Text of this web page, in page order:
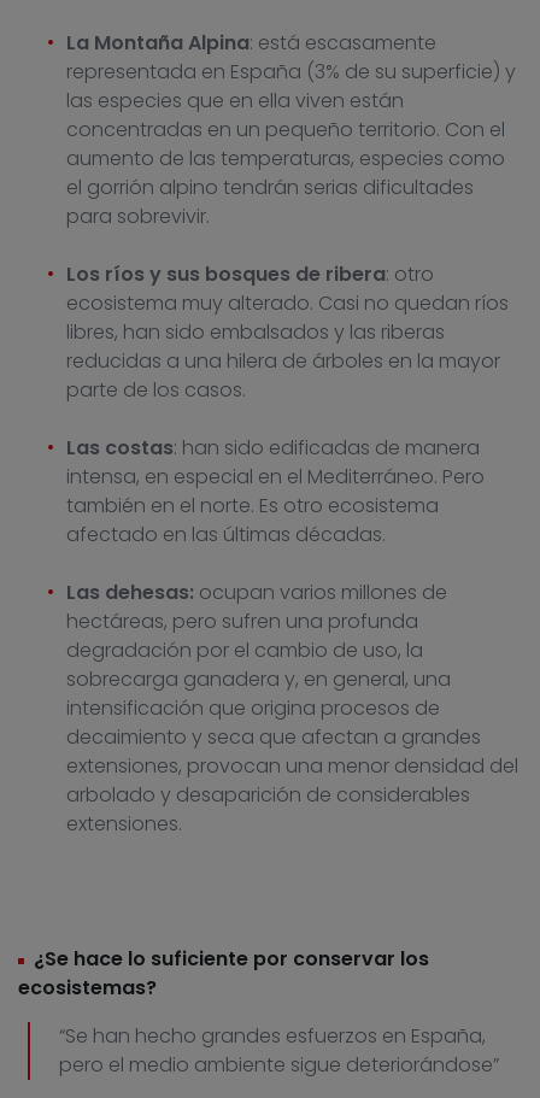
La Montaña Alpina: está escasamente
representada en España (3% de su superficie) y
las especies que en ella viven están
concentradas en un pequeño territorio. Con el
aumento de las temperaturas, especies como
el gorrión alpino tendrán serias dificultades
para sobrevivir.
Los ríos y sus bosques de ribera: otro
ecosistema muy alterado. Casi no quedan ríos
libres, han sido embalsados y las riberas
reducidas a una hilera de árboles en la mayor
parte de los casos.
Las costas: han sido edificadas de manera
intensa, en especial en el Mediterráneo. Pero
también en el norte. Es otro ecosistema
afectado en las últimas décadas.
Las dehesas: ocupan varios millones de
hectáreas, pero sufren una profunda
degradación por el cambio de uso, la
sobrecarga ganadera y, en general, una
intensificación que origina procesos de
decaimiento y seca que afectan a grandes
extensiones, provocan una menor densidad del
arbolado y desaparición de considerables
extensiones.
¿Se hace lo suficiente por conservar los
ecosistemas?
“Se han hecho grandes esfuerzos en España,
pero el medio ambiente sigue deteriorándose”